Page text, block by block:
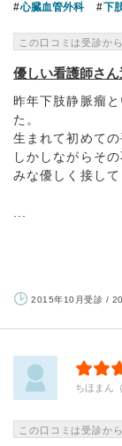
心臓血管外科 下
この口コミは受診か
優しい看護師さ
昨年下肢静脈瘤
た。
生まれて初めての
しかしながらそ
みな優しく接して
2015年10月受診 /
ちほまん
この口コミは受診か